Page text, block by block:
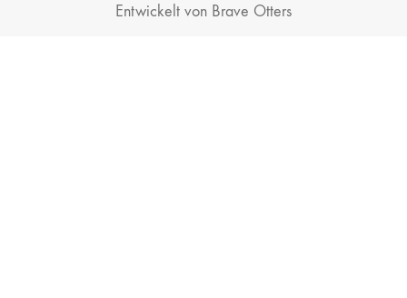
Entwickelt von Brave Otters